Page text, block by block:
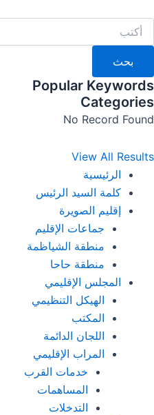
إلى
المحتوى
بحث
Popular Keywords
Categories
No Record Found
View All Results
الرئيسية
كلمة السيد الرئيس
إقليم الصويرة
جماعات الإقليم
منطقة الشياظمة
منطقة حاحا
المجلس الإقليمي
الهيكل التنظيمي
المكتب
اللجان الدائمة
المراب الإقليمي
خدمات القرب
المساهمات
التدخلات